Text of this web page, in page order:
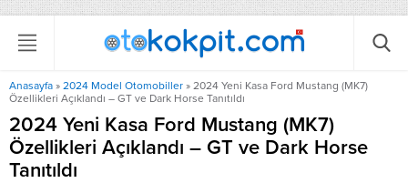
Anasayfa » 2024 Model Otomobiller » 2024 Yeni Kasa Ford Mustang (MK7)
Özellikleri Açıklandı – GT ve Dark Horse Tanıtıldı
2024 Yeni Kasa Ford Mustang (MK7)
Özellikleri Açıklandı – GT ve Dark Horse
Tanıtıldı